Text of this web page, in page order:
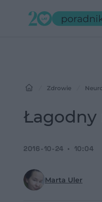
Zdrowie
Łagodny
Marta Uler
2016-10-24 10:04